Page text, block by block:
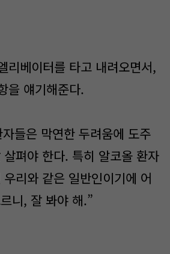
리베이터를 타고 내려오면서,
을 얘기해준다.
들은 막연한 두려움에 도주
펴야 한다. 특히 알코올 환자
리와 같은 일반인이기에 어
니, 잘 봐야 해.”